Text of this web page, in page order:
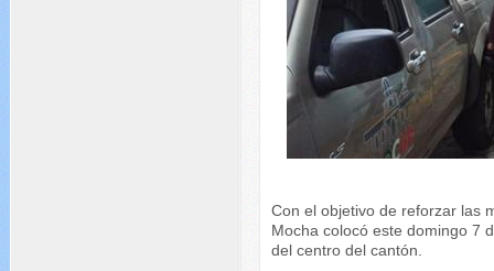
Con el objetivo de reforzar las
Mocha colocó este domingo 7
del centro del cantón.